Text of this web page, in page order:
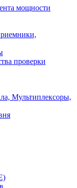
мощности
проверки
Мультиплексоры,